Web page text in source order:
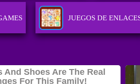
JUEGOS DE